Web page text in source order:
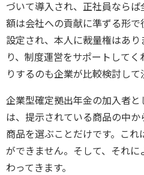
づいて導入され、正社員なら
額は会社への貢献に準ずる形
設定され、本人に裁量権はあ
り、制度運営をサポートして
りするのも企業が比較検討して
企業型確定拠出年金の加入者
は、提示されている商品の中
商品を選ぶことだけです。これ
ができません。そして、それ
わってきます。